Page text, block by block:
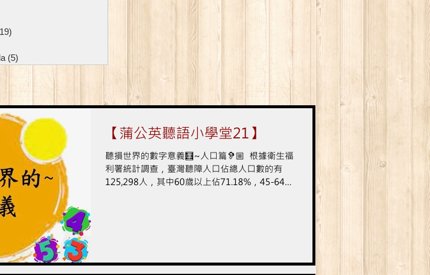
(5)
【蒲公英聽語小學堂21】
聽損世界的數字意義🧮~人口篇🦻🏼 根據衛生福
利署統計調查，臺灣聽障人口佔總人口數的有
125,298人，其中60歲以上佔71.18%，45-64歲